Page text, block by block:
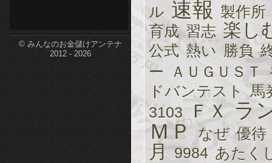
© みんなのお金儲けアンテナ
2012 - 2026
ル 速報 製作所
育成 習志 楽し
公式 熱い 勝負
ー
ＡＵＧＵＳＴ
ドバンテスト
馬
3103 ＦＸ ラ
ＭＰ なぜ 優待
月 9984 あたく